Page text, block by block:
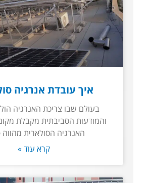
איך עובדת אנרגיה
בעולם שבו צריכת האנרגיה
והמודעות הסביבתית מקבלת
האנרגיה הסולארית מהווה
קרא עוד »